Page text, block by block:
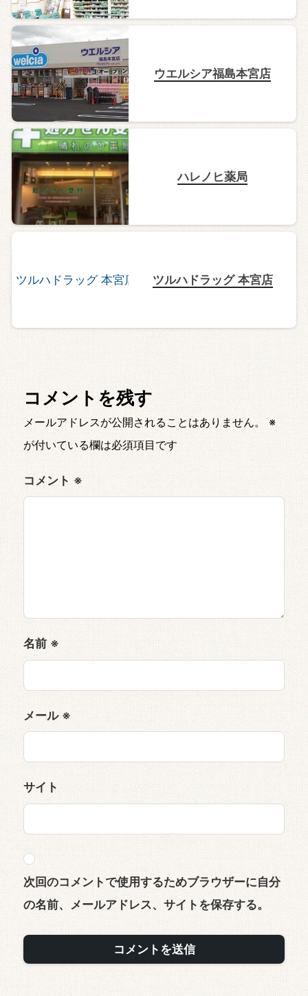
ウエルシア福島本宮店
ハレノヒ薬局
ツルハドラッグ 本宮店
コメントを残す
メールアドレスが公開されることはありません。
※
が付いている欄は必須項目です
コメント ※
名前 ※
メール ※
サイト
次回のコメントで使用するためブラウザーに自分
の名前、メールアドレス、サイトを保存する。